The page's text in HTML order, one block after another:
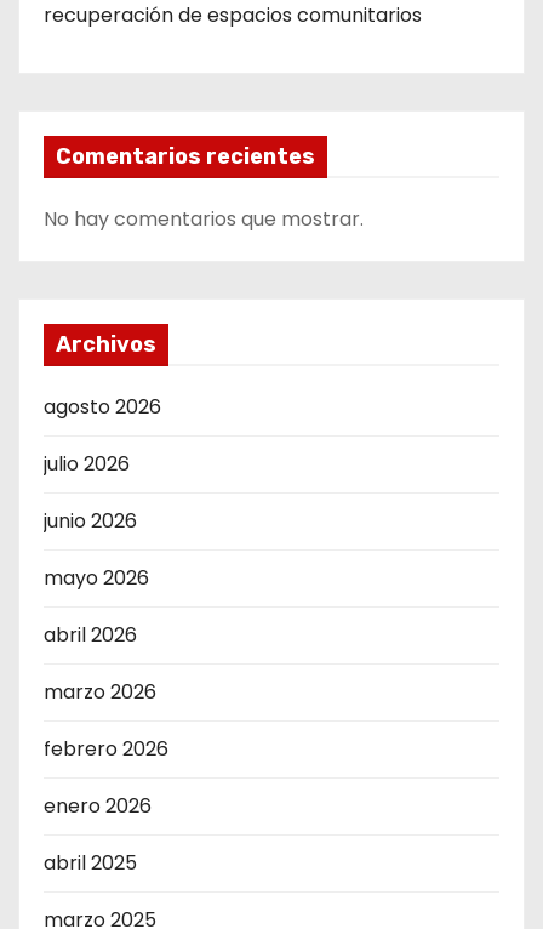
recuperación de espacios comunitarios
Comentarios recientes
No hay comentarios que mostrar.
Archivos
agosto 2026
julio 2026
junio 2026
mayo 2026
abril 2026
marzo 2026
febrero 2026
enero 2026
abril 2025
marzo 2025